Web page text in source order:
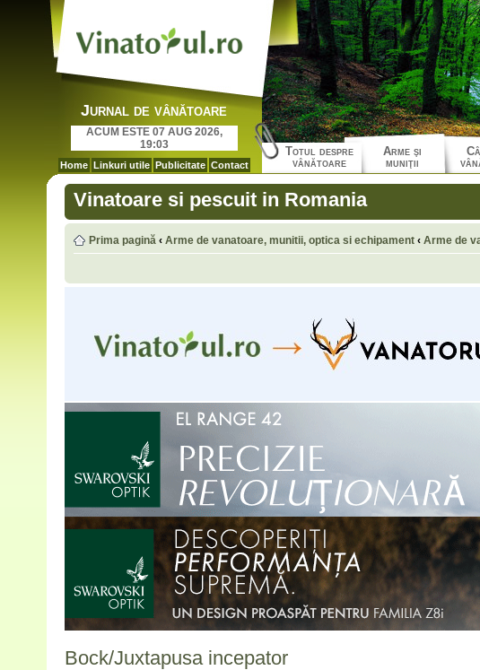
Jurnal de vânătoare
ACUM ESTE 07 AUG 2026,
19:03
Home Linkuri utile Publicitate Contact
Totul despre
vânătoare
Arme şi
muniţii
Vinatoare si pescuit in Romania
Prima pagină ‹ Arme de vanatoare, munitii, optica si echipament ‹ Arme de
Bock/Juxtapusa incepator